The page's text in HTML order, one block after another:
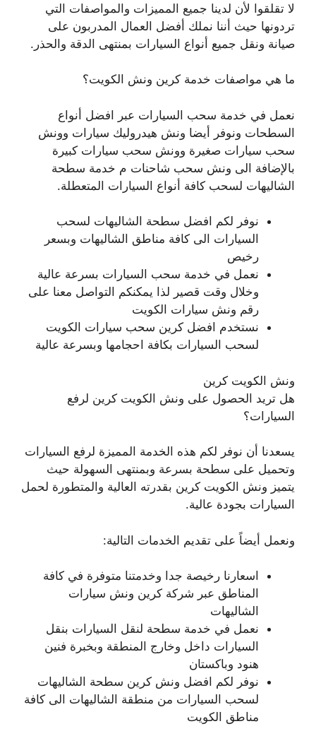
لا تقلقوا لأن لدينا جميع المميزات والمواصفات التي
تردونها حيث أننا نملك أفضل العمال المدربون على
صيانة ونقل جميع أنواع السيارات بمنتهى الدقة والحذر.
ما هي مواصفات خدمة كرين ونش الكويت؟
نعمل في خدمة سحب السيارات عبر افضل أنواع
السطحات ونوفر أيضا ونش هيدروليك سيارات وونش
سحب سيارات صغيرة وونش سحب سيارات كبيرة
بالإضافة الى ونش سحب شاحنات م خدمة سطحة
الشاليهات لسحب كافة أنواع السيارات المتعطلة.
نوفر لكم افضل سطحة الشاليهات لسحب
السيارات الى كافة مناطق الشاليهات وبسعر
رخيص
نعمل في خدمة سحب السيارات بسرعة عالية
وخلال وقت قصير لذا يمكنكم التواصل معنا على
رقم ونش سيارات الكويت
نستخدم افضل كرين سحب سيارات الكويت
لسحب السيارات بكافة احجامها وبسرعة عالية
ونش الكويت كرين
هل تريد الحصول على ونش الكويت كرين لرفع
السيارات؟
يسعدنا أن نوفر لكم هذه الخدمة المميزة لرفع السيارات
وتحميل على سطحة بسرعة وبمنتهى السهولة حيث
يتميز ونش الكويت كرين بقدرته العالية والمتطورة لحمل
السيارات بجودة عالية.
ونعمل أيضاً على تقديم الخدمات التالية:
اسعارنا رخيصة جدا وخدمتنا متوفرة في كافة
المناطق عبر شركة كرين ونش سيارات
الشاليهات
نعمل في خدمة سطحة لنقل السيارات بنقل
السيارات داخل وخارج المنطقة وبخبرة فنين
هنود وباكستان
نوفر لكم افضل ونش كرين سطحة الشاليهات
لسحب السيارات من منطقة الشاليهات الى كافة
مناطق الكويت